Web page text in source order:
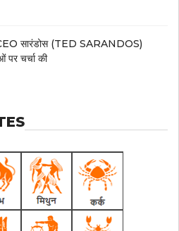
सारंडोस (TED SARANDOS)
पर चर्चा की